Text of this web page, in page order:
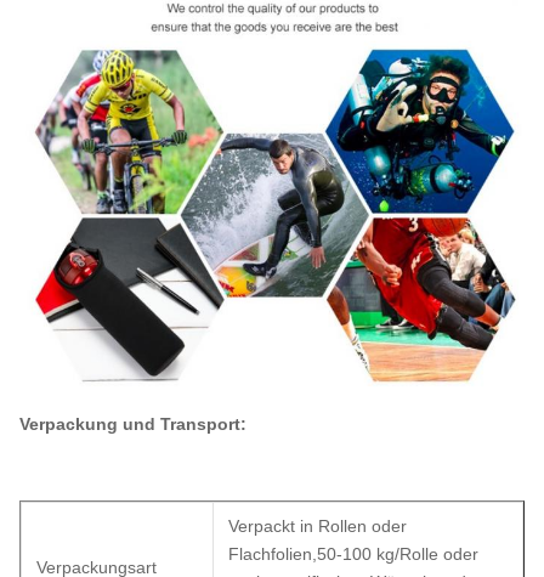
Verpackung und Transport:
Verpackungsart
Verpackt in Rollen oder
Flachfolien,50-100 kg/Rolle oder